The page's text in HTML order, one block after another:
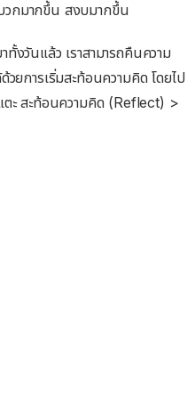
กมากขึ้น สงบมากขึ้น
ทั้งวันแล้ว เราสามารถคืนความ
ยการเริ่มสะท้อนความคิด โดยไป
ะ สะท้อนความคิด (Reflect) >